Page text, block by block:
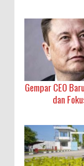
Gempar CEO
dan